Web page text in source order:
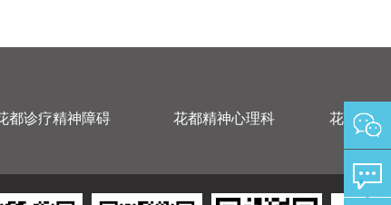
都诊疗精神障碍 花都精神心理科
花都精神